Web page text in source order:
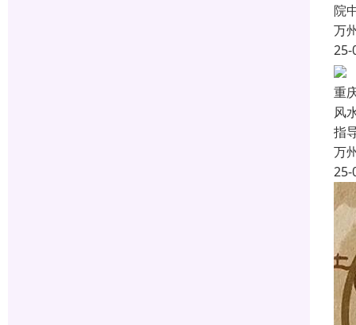
院
万
25-
重
风
指
万
25-